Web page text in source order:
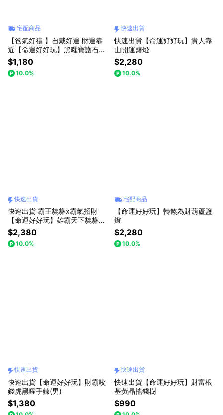
宅配商品
【爸氣好禮 】自戴好運 財運靠
近【命運好好玩】黑曜寶護石手
鍊
$1,180
10.0%
快速出貨
快速出貨【命運好好玩】貴人靠
山開運鹽燈
$2,280
10.0%
快速出貨
快速出貨 霸王貔貅x霸氣招財
【命運好好玩】雄霸天下貔貅聚
寶盆
$2,380
10.0%
宅配商品
【命運好好玩】轉煞為財葫蘆鹽
燈
$2,280
10.0%
快速出貨
快速出貨【命運好好玩】財霸咬
錢虎黑曜手鍊(男)
$1,380
快速出貨
快速出貨【命運好好玩】財富根
基黃晶搖錢樹
$990